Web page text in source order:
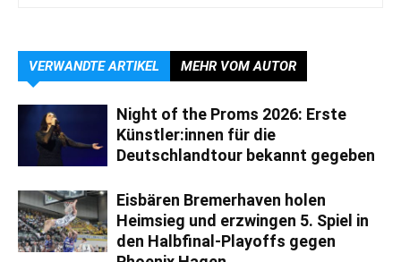
VERWANDTE ARTIKEL MEHR VOM AUTOR
Night of the Proms 2026: Erste
Künstler:innen für die
Deutschlandtour bekannt gegeben
Eisbären Bremerhaven holen
Heimsieg und erzwingen 5. Spiel in
den Halbfinal-Playoffs gegen